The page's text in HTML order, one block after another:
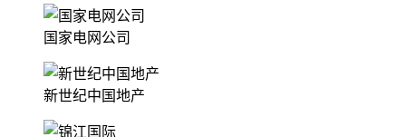
国家电网公司
新世纪中国地产